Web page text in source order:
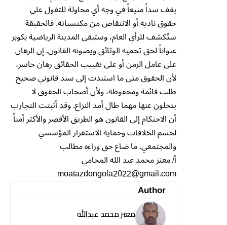
يقف سداً منيعاً في وجه أي محاولة للتغول على
حقوق ناديه أو الانتقاص من مكتسباته. فالحقيقة
ستُكشف للرأي العام، وستبقى المدينة الرياضية بكوبر
عنواناً لحق تحميه الوثائق ويصونه القانون. إن الرهان
على عامل الزمن أو على تغييب الحقائق رهان خاسر،
لأن الحقوق متى ما استندت إلى سند قانوني صحيح
ظلت قائمة ومحفوظة، ولأن أصحاب الحقوق لا
يتخلون عنها مهما طال أمد النزاع. وقد أثبتت التجارب
أن الاحتكام إلى القانون هو الطريق الأقصر والأكثر أمناً
لحسم الخلافات وحماية الاستقرار المؤسسي
والمجتمعي. ما ضاع حق وراءه مطالب
أ/ معتز محمد عبد الله المحامي
moatazdongola2022@gmail.com
Author
معتز محمد عبدالله